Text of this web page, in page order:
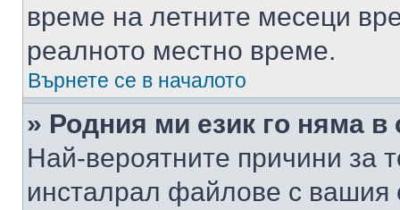
време на летните месеци
реалното местно време.
Върнете се в началото
» Родния ми език го няма в
Най-вероятните причини за
инсталрал файлове с вашия